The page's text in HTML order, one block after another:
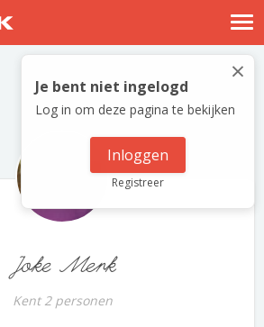
Nostalgische verhalen
Log in
Meld je gratis aan
×
Je bent niet ingelogd
Log in om deze pagina te bekijken
Inloggen
Registreer
Joke Merk
Kent 2 personen